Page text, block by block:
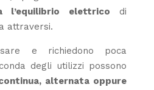
l’equilibrio elettrico di
attraversi.
e richiedono poca
degli utilizzi possono
alternata oppure